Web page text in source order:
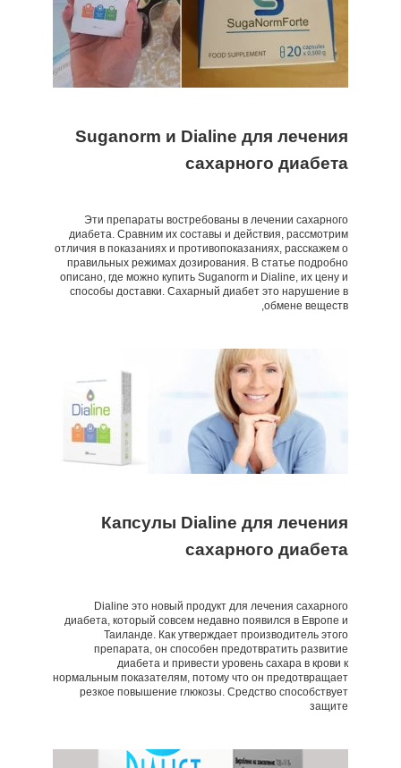
Suganorm и Dialine для лечения
сахарного диабета
Эти препараты востребованы в лечении сахарного
диабета. Сравним их составы и действия, рассмотрим
отличия в показаниях и противопоказаниях, расскажем о
правильных режимах дозирования. В статье подробно
описано, где можно купить Suganorm и Dialine, их цену и
способы доставки. Сахарный диабет это нарушение в
обмене веществ,
Капсулы Dialine для лечения
сахарного диабета
Dialine это новый продукт для лечения сахарного
диабета, который совсем недавно появился в Европе и
Таиланде. Как утверждает производитель этого
препарата, он способен предотвратить развитие
диабета и привести уровень сахара в крови к
нормальным показателям, потому что он предотвращает
резкое повышение глюкозы. Средство способствует
защите